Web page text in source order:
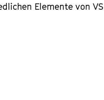
Elemente von VS